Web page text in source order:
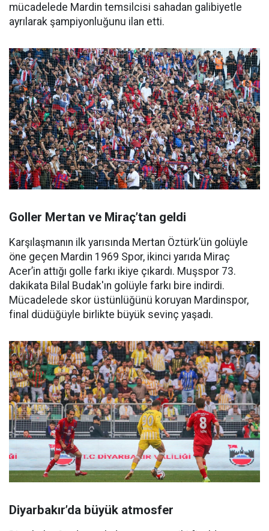
mücadelede Mardin temsilcisi sahadan galibiyetle
ayrılarak şampiyonluğunu ilan etti.
Goller Mertan ve Miraç’tan geldi
Karşılaşmanın ilk yarısında Mertan Öztürk’ün golüyle
öne geçen Mardin 1969 Spor, ikinci yarıda Miraç
Acer’in attığı golle farkı ikiye çıkardı. Muşspor 73.
dakikata Bilal Budak'ın golüyle farkı bire indirdi.
Mücadelede skor üstünlüğünü koruyan Mardinspor,
final düdüğüyle birlikte büyük sevinç yaşadı.
Diyarbakır’da büyük atmosfer